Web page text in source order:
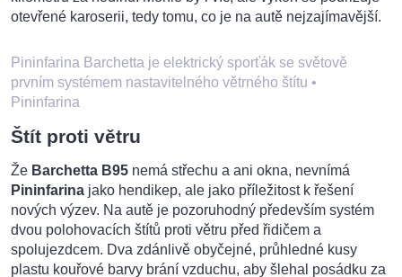
otevřené karoserii, tedy tomu, co je na autě nejzajímavější.
Pininfarina Barchetta je elektrický sporťák se světově
prvním systémem nastavitelného větrného štítu •
Pininfarina
Štít proti větru
Že Barchetta B95 nemá střechu a ani okna, nevnímá
Pininfarina jako hendikep, ale jako příležitost k řešení
nových výzev. Na autě je pozoruhodný především systém
dvou polohovacích štítů proti větru před řidičem a
spolujezdcem. Dva zdánlivě obyčejné, průhledné kusy
plastu kouřové barvy brání vzduchu, aby šlehal posádku za